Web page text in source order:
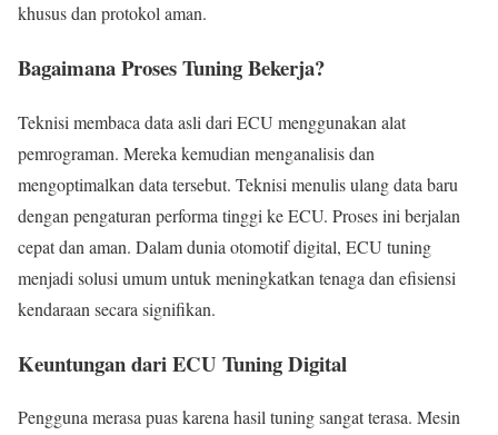
khusus dan protokol aman.
Bagaimana Proses Tuning Bekerja?
Teknisi membaca data asli dari ECU menggunakan alat
pemrograman. Mereka kemudian menganalisis dan
mengoptimalkan data tersebut. Teknisi menulis ulang data baru
dengan pengaturan performa tinggi ke ECU. Proses ini berjalan
cepat dan aman. Dalam dunia otomotif digital, ECU tuning
menjadi solusi umum untuk meningkatkan tenaga dan efisiensi
kendaraan secara signifikan.
Keuntungan dari ECU Tuning Digital
Pengguna merasa puas karena hasil tuning sangat terasa. Mesin